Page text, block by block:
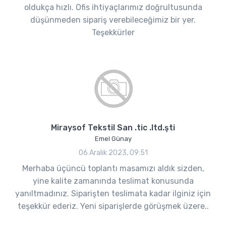
oldukça hızlı. Ofis ihtiyaçlarımız doğrultusunda
düşünmeden sipariş verebileceğimiz bir yer.
Teşekkürler
Miraysof Tekstil San .tic .ltd.şti
Emel Günay
06 Aralık 2023, 09:51
Merhaba üçüncü toplantı masamızı aldık sizden,
yine kalite zamanında teslimat konusunda
yanıltmadınız. Siparişten teslimata kadar ilginiz için
teşekkür ederiz. Yeni siparişlerde görüşmek üzere..